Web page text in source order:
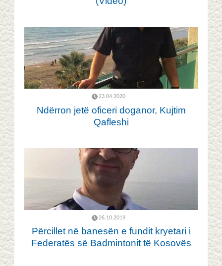
23.04.2020
Ndërron jetë oficeri doganor, Kujtim
Qafleshi
26.10.2019
Përcillet në banesën e fundit kryetari i
Federatës së Badmintonit të Kosovës